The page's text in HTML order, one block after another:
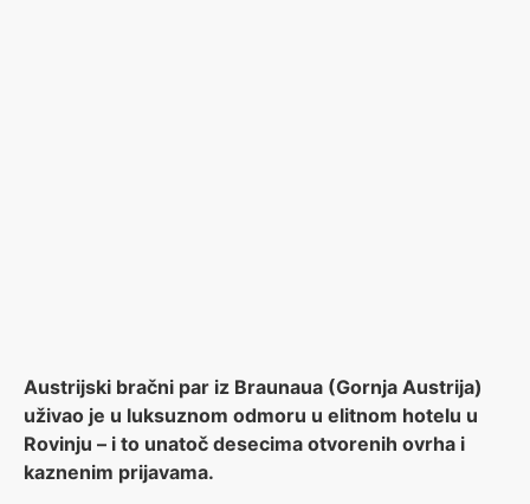
Austrijski bračni par iz Braunaua (Gornja Austrija)
uživao je u luksuznom odmoru u elitnom hotelu u
Rovinju – i to unatoč desecima otvorenih ovrha i
kaznenim prijavama.